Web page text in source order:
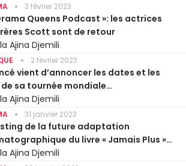
3 février 2023
Queens Podcast »: les actrices
Scott sont de retour
Ajina Djemili
2 février 2023
vient d’annoncer les dates et les
sa tournée mondiale
»
Ajina Djemili
31 janvier 2023
de la future adaptation
du livre « Jamais Plus »
Hoover enfin révélé
Ajina Djemili